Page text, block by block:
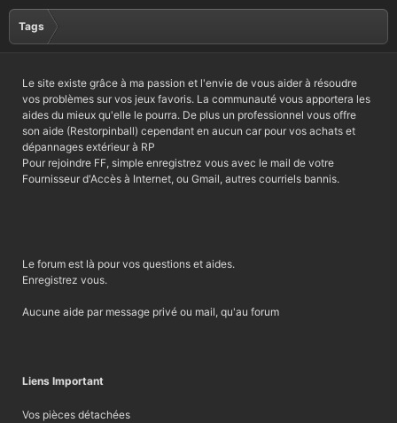
Tags
Le site existe grâce à ma passion et l'envie de vous aider à résoudre
vos problèmes sur vos jeux favoris. La communauté vous apportera les
aides du mieux qu'elle le pourra. De plus un professionnel vous offre
son aide (Restorpinball) cependant en aucun car pour vos achats et
dépannages extérieur à RP
Pour rejoindre FF, simple enregistrez vous avec le mail de votre
Fournisseur d'Accès à Internet, ou Gmail, autres courriels bannis.
Le forum est là pour vos questions et aides.
Enregistrez vous.
Aucune aide par message privé ou mail, qu'au forum
Liens Important
Vos pièces détachées